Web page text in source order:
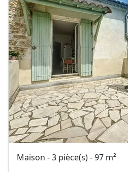
Maison - 3 pièce(s) - 97 m²